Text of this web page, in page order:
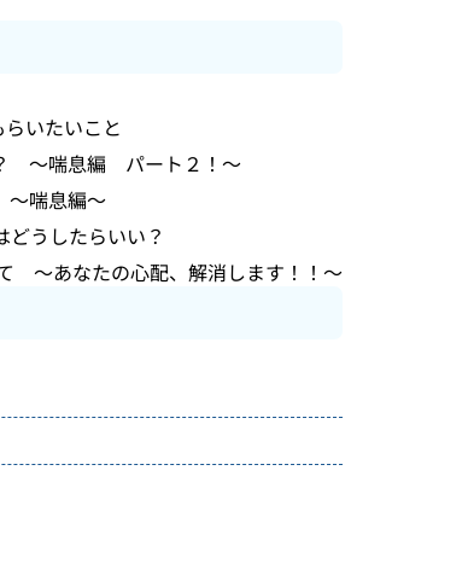
いたいこと
～喘息編 パート２！～
～喘息編～
うしたらいい？
～あなたの心配、解消します！！～